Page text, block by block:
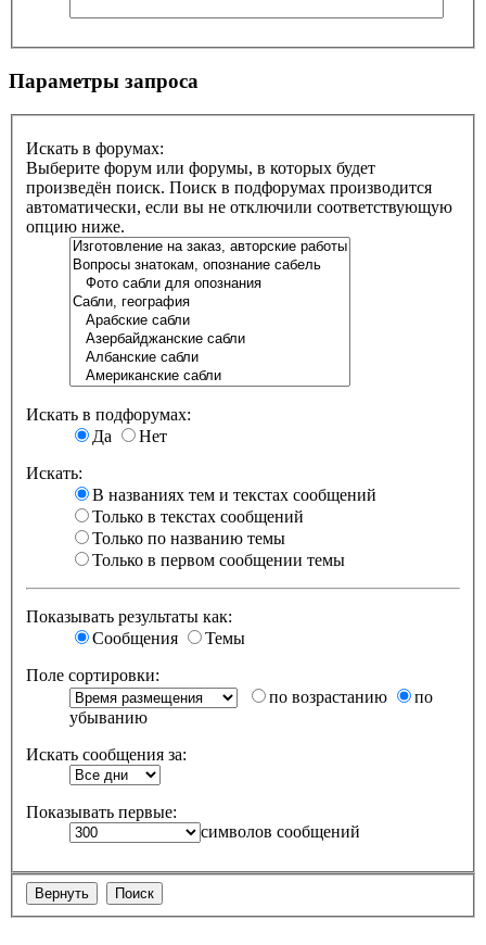
Параметры запроса
Искать в форумах:
Выберите форум или форумы, в которых будет
произведён поиск. Поиск в подфорумах производится
автоматически, если вы не отключили соответствующую
опцию ниже.
Искать в подфорумах:
Да
Нет
Искать:
В названиях тем и текстах сообщений
Только в текстах сообщений
Только по названию темы
Только в первом сообщении темы
Показывать результаты как:
Сообщения
Темы
Поле сортировки:
по возрастанию
по
убыванию
Искать сообщения за:
Показывать первые:
символов сообщений